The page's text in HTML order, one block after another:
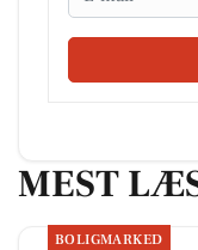
MEST
BOLIGMARKED